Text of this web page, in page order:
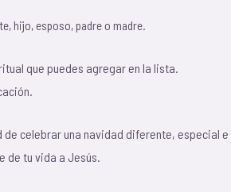
hijo, esposo, padre o madre.
que puedes agregar en la lista.
celebrar una navidad diferente, especial e
de tu vida a Jesús.